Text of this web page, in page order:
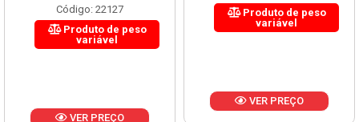
Código: 22127
Produto de peso
variável
VER PREÇO
Produto de peso
variável
VER PREÇO